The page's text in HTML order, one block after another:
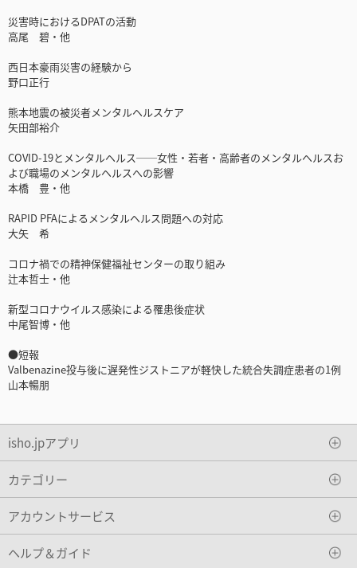
災害時におけるDPATの活動
高尾 碧・他
西日本豪雨災害の経験から
野口正行
熊本地震の被災者メンタルヘルスケア
矢田部裕介
COVID-19とメンタルヘルス──女性・若者・高齢者のメンタルヘルスお
よび職場のメンタルヘルスへの影響
本橋 豊・他
RAPID PFAによるメンタルヘルス問題への対応
大矢 希
コロナ禍での精神保健福祉センターの取り組み
辻本哲士・他
新型コロナウイルス感染による罹患後症状
中尾智博・他
●短報
Valbenazine投与後に遅発性ジストニアが軽快した統合失調症患者の1例
山本暢朋
isho.jpアプリ
カテゴリー
アカウントサービス
ヘルプ＆ガイド